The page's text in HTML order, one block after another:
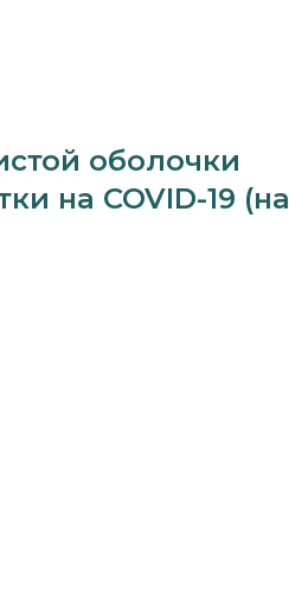
оболочки
на COVID-19 (на